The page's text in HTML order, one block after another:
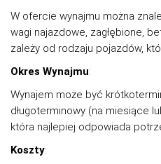
W ofercie wynajmu można
wagi najazdowe, zagłębione,
zależy od rodzaju pojazdów,
Okres Wynajmu:
Wynajem może być
długoterminowy (na miesiące
która najlepiej odpowiada
Koszty: